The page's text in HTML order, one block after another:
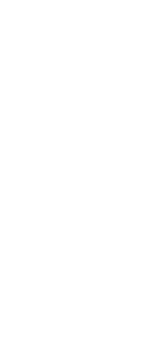
pour ce type
de demander et
à l'hôpital, puis les 4 nuits